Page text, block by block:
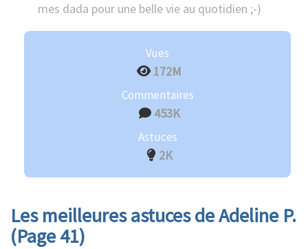
mes dada pour une belle vie au quotidien ;-)
Vues
172M
Commentaires
453K
Astuces
2K
Les meilleures astuces de Adeline P.
(Page 41)